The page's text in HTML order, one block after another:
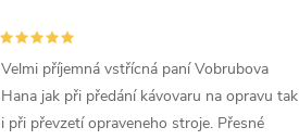
Velmi příjemná vstřícná paní Vobrubova
Hana jak při předání kávovaru na opravu tak
i při převzetí opraveneho stroje. Přesné